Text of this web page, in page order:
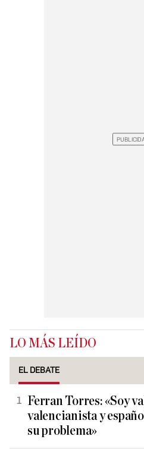
LO MÁS LEÍDO
EL DEBATE
Ferran Torres: «Soy
valencianista y
su problema»